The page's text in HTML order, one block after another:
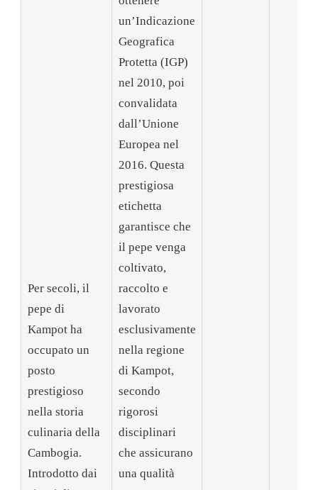
Per secoli, il
pepe di
Kampot ha
occupato un
posto
prestigioso
nella storia
culinaria della
Cambogia.
Introdotto dai
un’Indicazione
Geografica
Protetta (IGP)
nel 2010, poi
convalidata
dall’Unione
Europea nel
2016. Questa
prestigiosa
etichetta
garantisce che
il pepe venga
coltivato,
raccolto e
lavorato
esclusivamente
nella regione
di Kampot,
secondo
rigorosi
disciplinari
che assicurano
una qualità